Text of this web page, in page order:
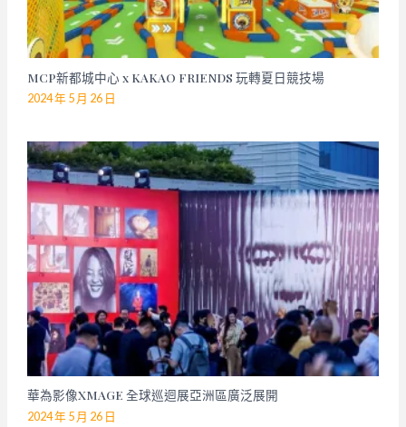
MCP新都城中心 x KAKAO FRIENDS 玩轉夏日競技場
2024 年 5 月 26 日
華為影像XMAGE 全球巡迴展亞洲區廣泛展開
2024 年 5 月 26 日